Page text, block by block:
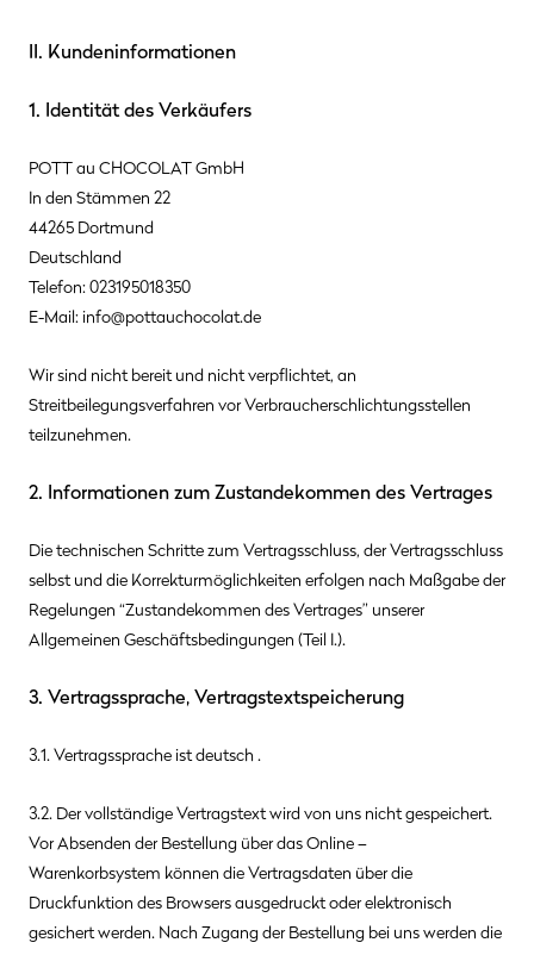
II. Kundeninformationen
1. Identität des Verkäufers
POTT au CHOCOLAT GmbH
In den Stämmen 22
44265 Dortmund
Deutschland
Telefon: 023195018350
E-Mail: info@pottauchocolat.de
Wir sind nicht bereit und nicht verpflichtet, an
Streitbeilegungsverfahren vor Verbraucherschlichtungsstellen
teilzunehmen.
2. Informationen zum Zustandekommen des Vertrages
Die technischen Schritte zum Vertragsschluss, der Vertragsschluss
selbst und die Korrekturmöglichkeiten erfolgen nach Maßgabe der
Regelungen “Zustandekommen des Vertrages” unserer
Allgemeinen Geschäftsbedingungen (Teil I.).
3. Vertragssprache, Vertragstextspeicherung
3.1. Vertragssprache ist deutsch .
3.2. Der vollständige Vertragstext wird von uns nicht gespeichert.
Vor Absenden der Bestellung über das Online –
Warenkorbsystem können die Vertragsdaten über die
Druckfunktion des Browsers ausgedruckt oder elektronisch
gesichert werden. Nach Zugang der Bestellung bei uns werden die